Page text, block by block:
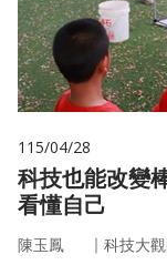
115/04/28
科技也能改變
看懂自己
陳玉鳳 ｜ 科技大